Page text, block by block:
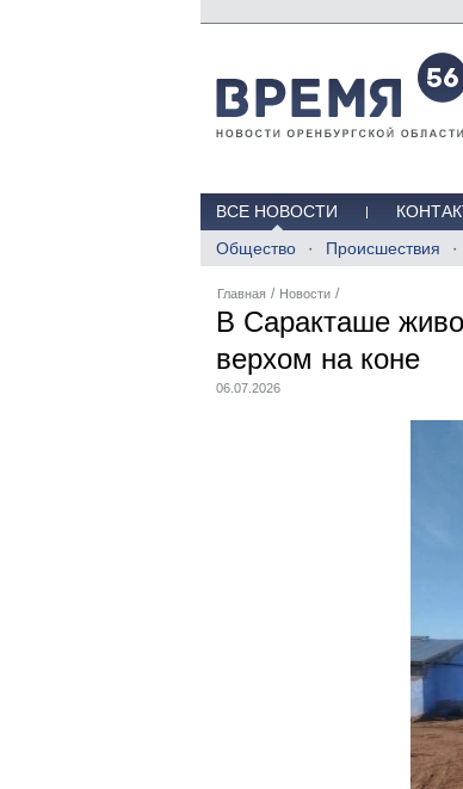
ВСЕ НОВОСТИ
Общество
Происшествия
Главная / Новости /
В Саракташе
верхом на коне
06.07.2026